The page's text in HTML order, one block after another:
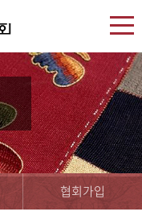
협회가입